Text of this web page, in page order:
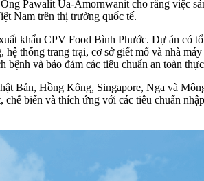
Pawalit Ua-Amornwanit cho rằng việc
Nam trên thị trường quốc tế.
khẩu CPV Food Bình Phước. Dự án có
thống trang trại, cơ sở giết mổ và nhà
và bảo đảm các tiêu chuẩn an toàn
Bản, Hồng Kông, Singapore, Nga và
biến và thích ứng với các tiêu chuẩn